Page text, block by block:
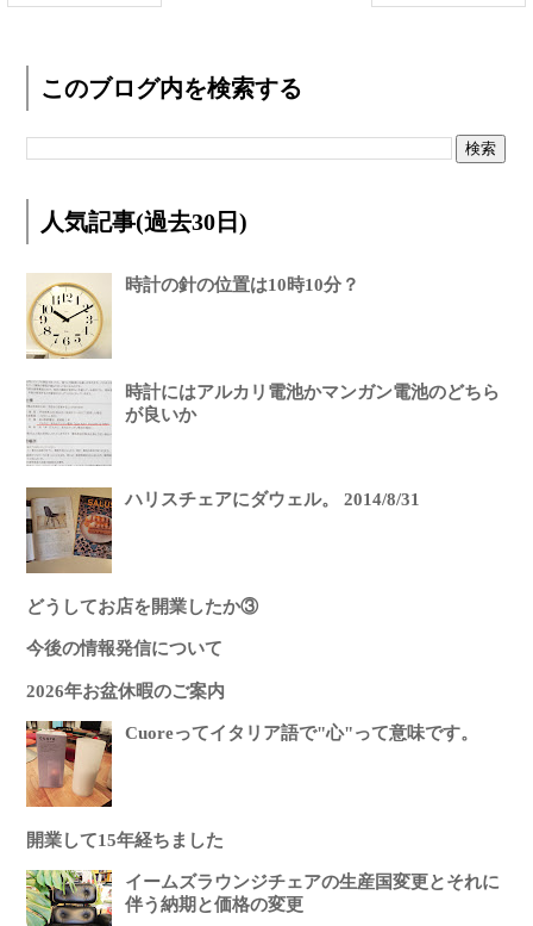
このブログ内を検索する
人気記事(過去30日)
時計の針の位置は10時10分？
時計にはアルカリ電池かマンガン電池のどちら
が良いか
ハリスチェアにダウェル。 2014/8/31
どうしてお店を開業したか③
今後の情報発信について
2026年お盆休暇のご案内
Cuoreってイタリア語で"心"って意味です。
開業して15年経ちました
イームズラウンジチェアの生産国変更とそれに
伴う納期と価格の変更